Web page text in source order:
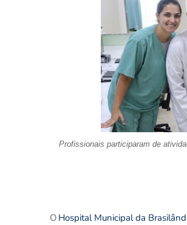
Profissionais participaram de
O Hospital Municipal da